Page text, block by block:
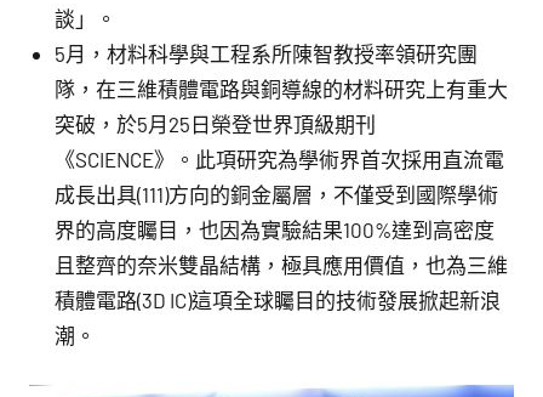
談」。
5月，材料科學與工程系所陳智教授率領研究團
隊，在三維積體電路與銅導線的材料研究上有重大
突破，於5月25日榮登世界頂級期刊
《SCIENCE》。此項研究為學術界首次採用直流電
成長出具(111)方向的銅金屬層，不僅受到國際學術
界的高度矚目，也因為實驗結果100%達到高密度
且整齊的奈米雙晶結構，極具應用價值，也為三維
積體電路(3D IC)這項全球矚目的技術發展掀起新浪
潮。